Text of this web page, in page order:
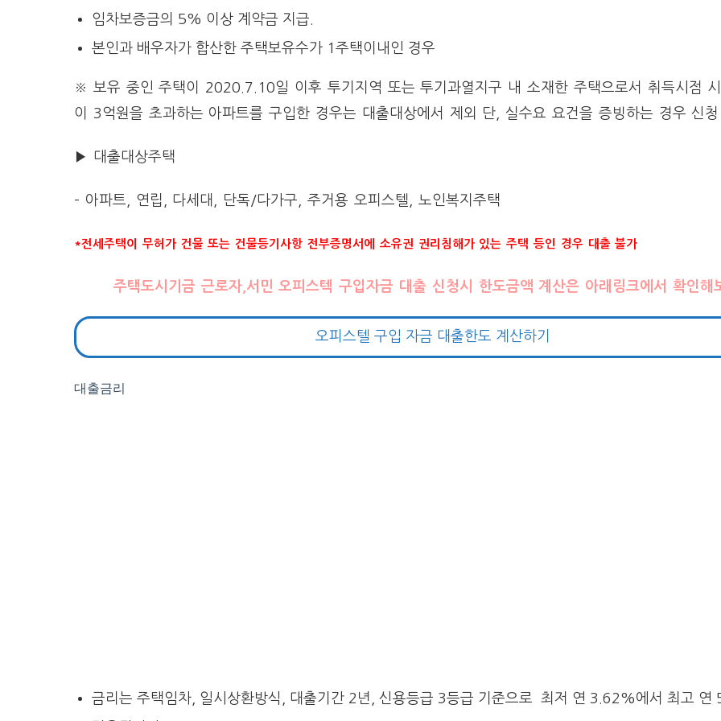
임차보증금의 5% 이상 계약금 지급.
본인과 배우자가 합산한 주택보유수가 1주택이내인 경우
※ 보유 중인 주택이 2020.7.10일 이후 투기지역 또는 투기과열지구 내 소재한 주택으로서 취득시점
이 3억원을 초과하는 아파트를 구입한 경우는 대출대상에서 제외 단, 실수요 요건을 증빙하는 경우 신
▶ 대출대상주택
– 아파트, 연립, 다세대, 단독/다가구, 주거용 오피스텔, 노인복지주택
*전세주택이 무허가 건물 또는 건물등기사항 전부증명서에 소유권 권리침해가 있는 주택 등인 경우 대출 불가
주택도시기금 근로자,서민 오피스텍 구입자금 대출 신청시 한도금액 계산은 아래링크에서 확인해
오피스텔 구입 자금 대출한도 계산하기
대출금리
금리는 주택임차, 일시상환방식, 대출기간 2년, 신용등급 3등급 기준으로 최저 연 3.62%에서 최고 연